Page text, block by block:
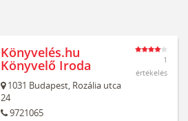
Könyvelés.hu
Könyvelő Iroda
1031 Budapest, Rozália utca
24
9721065
1
értékelés